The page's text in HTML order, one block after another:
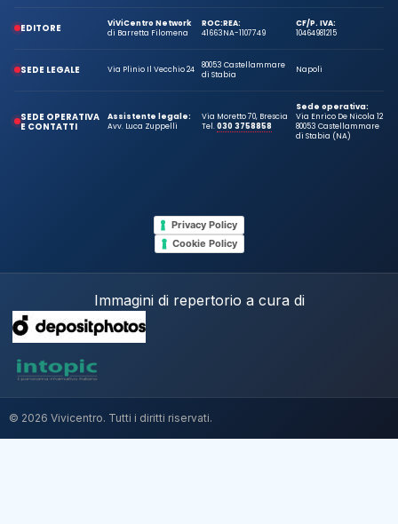
EDITORE
ViViCentro Network
di Barretta Filomena
ROC:
41663
REA:
NA-1107749
CF/P. IVA:
10464981215
SEDE LEGALE Via Plinio Il Vecchio 24
80053 Castellammare
di Stabia
Napoli
SEDE OPERATIVA
E CONTATTI
Assistente legale:
Avv. Luca Zuppelli
Via Moretto 70, Brescia
Tel.030 3758858
Sede operativa:
Via Enrico De Nicola 12
80053 Castellammare
di Stabia (NA)
Privacy Policy
Cookie Policy
Immagini di repertorio a cura di
© 2026 Vivicentro. Tutti i diritti riservati.